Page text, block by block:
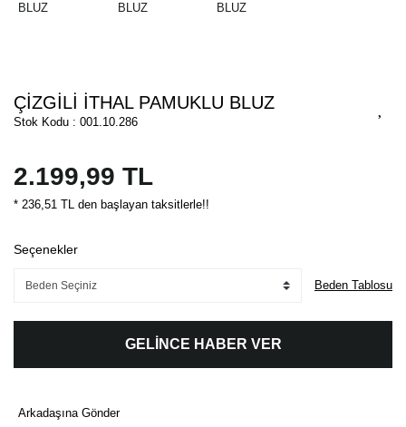
ÇİZGİLİ İTHAL PAMUKLU BLUZ
Stok Kodu : 001.10.286
2.199,99 TL
* 236,51 TL den başlayan taksitlerle!!
Seçenekler
Beden Tablosu
GELİNCE HABER VER
Arkadaşına Gönder